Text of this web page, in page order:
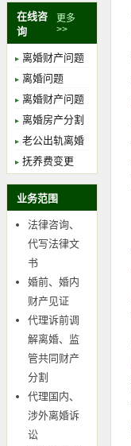
在线咨
询
更多
>>
离婚财产问题
离婚问题
离婚财产问题
离婚房产分割
老公出轨离婚
抚养费变更
业务范围
法律咨询、
代写法律文
书
婚前、婚内
财产见证
代理诉前调
解离婚、监
管共同财产
分割
代理国内、
涉外离婚诉
讼